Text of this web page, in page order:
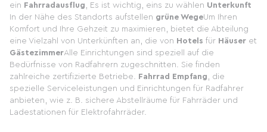
ein Fahrradausflug , Es ist wichtig, eins zu wählen Unterkunft
In der Nähe des Standorts aufstellen grüne WegeUm Ihren
Komfort und Ihre Gehzeit zu maximieren, bietet die Abteilung
eine Vielzahl von Unterkünften an, die von Hotels für Häuser et
GästezimmerAlle Einrichtungen sind speziell auf die
Bedürfnisse von Radfahrern zugeschnitten. Sie finden
zahlreiche zertifizierte Betriebe. Fahrrad Empfang , die
spezielle Serviceleistungen und Einrichtungen für Radfahrer
anbieten, wie z. B. sichere Abstellräume für Fahrräder und
Ladestationen für Elektrofahrräder.